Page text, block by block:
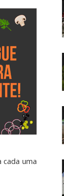
uma